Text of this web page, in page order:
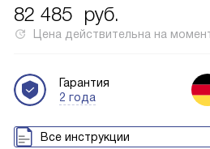
82 485 руб.
Цена действительна на
Гарантия
2 года
Все инструкции